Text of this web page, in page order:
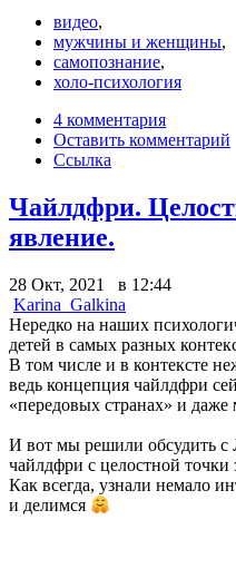
видео,
мужчины и женщины,
самопознание,
холо-психология
4 комментария
Оставить комментарий
Ссылка
Чайлдфри.
явление.
28 Окт, 2021 в 12:44
Karina_Galkina
Нередко на наших
детей в самых разных
В том числе и в контексте
ведь концепция чайлдфри
«передовых странах» и даже
И вот мы решили обсудить
чайлдфри с целостной точки
Как всегда, узнали немало
и делимся